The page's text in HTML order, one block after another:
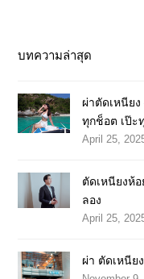
บทความล่าสุด
ผ่าตัดเหนีย
ทุกช็อต เป๊ะ
April 25,
ตัดเหนียงห้
ลอง
April 25,
ผ่า ตัดเหนีย